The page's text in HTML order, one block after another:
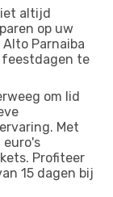
altijd
op uw
Parnaiba
feestdagen te
om lid
Met
euro's
Profiteer
15 dagen bij